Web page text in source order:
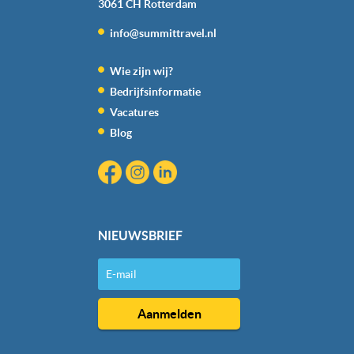
3061 CH Rotterdam
info@summittravel.nl
Wie zijn wij?
Bedrijfsinformatie
Vacatures
Blog
NIEUWSBRIEF